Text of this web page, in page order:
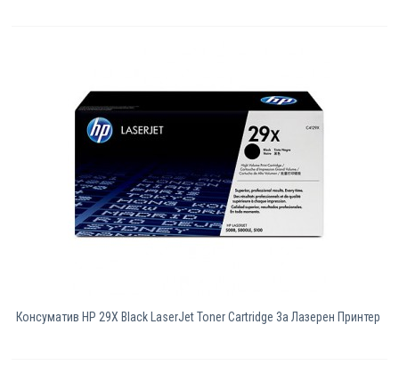
Консуматив HP 29X Black LaserJet Toner Cartridge 3a Лазерен Принтер